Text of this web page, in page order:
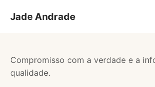
Jade Andrade
Compromisso com a verdade e a
qualidade.